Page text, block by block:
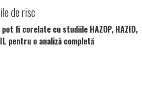
de risc
fi corelate cu studiile HAZOP, HAZID,
pentru o analiză completă